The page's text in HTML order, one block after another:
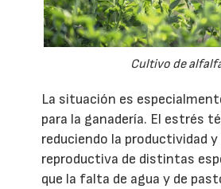
Cultivo de
La situación es
para la ganadería. El estrés
reduciendo la productividad y
reproductiva de distintas
que la falta de agua y de